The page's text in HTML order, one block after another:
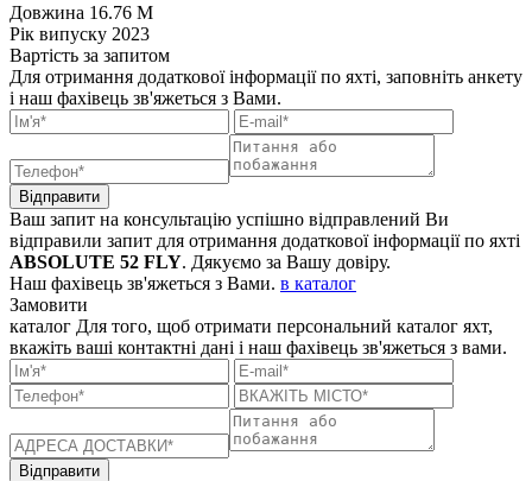
Довжина 16.76 M
Рік випуску 2023
Вартість за запитом
Для отримання додаткової інформації по яхті, заповніть анкету
і наш фахівець зв'яжеться з Вами.
Відправити
Ваш запит на консультацію успішно відправлений Ви
відправили запит для отримання додаткової інформації по яхті
ABSOLUTE 52 FLY. Дякуємо за Вашу довіру.
Наш фахівець зв'яжеться з Вами. в каталог
Замовити
каталог Для того, щоб отримати персональний каталог яхт,
вкажіть ваші контактні дані і наш фахівець зв'яжеться з вами.
Відправити